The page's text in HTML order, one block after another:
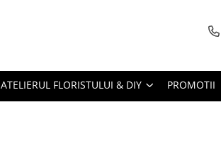
ATELIERUL FLORISTULUI & DIY PROMOTII